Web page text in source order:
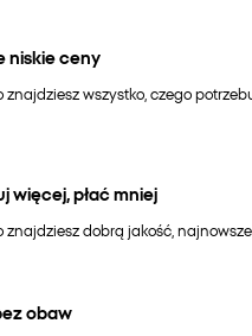
niskie ceny
znajdziesz wszystko, czego
więcej, płać mniej
znajdziesz dobrą jakość,
obaw